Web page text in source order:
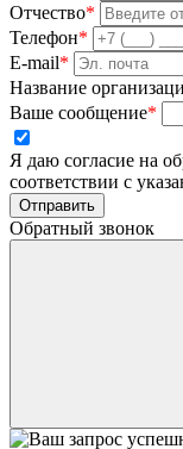
Отчество*
Телефон*
E-mail*
Название
Ваше сообщение*
Я даю согласие на
соответствии с
Отправить
Обратный звонок